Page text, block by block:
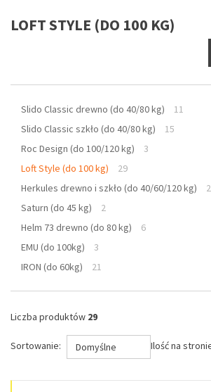
LOFT STYLE (DO 100 KG)
Slido Classic drewno (do 40/80 kg)
11
Slido Classic szkło (do 40/80 kg)
15
Roc Design (do 100/120 kg)
3
Loft Style (do 100 kg)
29
Herkules drewno i szkło (do 40/60/120 kg)
Saturn (do 45 kg)
2
Helm 73 drewno (do 80 kg)
6
EMU (do 100kg)
3
IRON (do 60kg)
21
Liczba produktów 29
Sortowanie: Domyślne Ilość na